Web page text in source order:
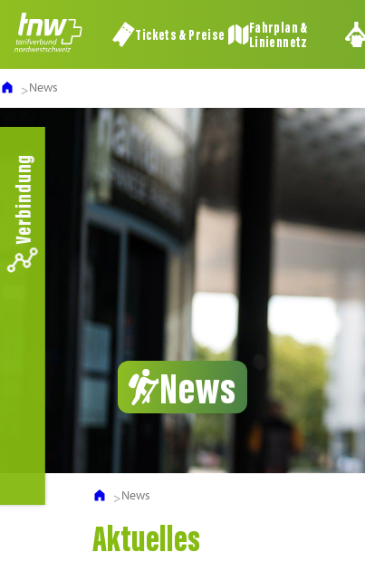
Tickets & Preise Fahrplan &
Liniennetz
Verbindung
News
News
News
Aktuelles